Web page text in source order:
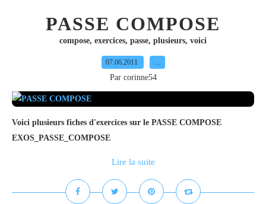
PASSE COMPOSE
compose, exercices, passe, plusieurs, voici
07.06.2011 …
Par corinne54
Voici plusieurs fiches d'exercices sur le PASSE COMPOSE
EXOS_PASSE_COMPOSE
Lire la suite